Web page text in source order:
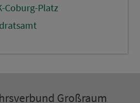
Coburg-Platz
Groß­raum